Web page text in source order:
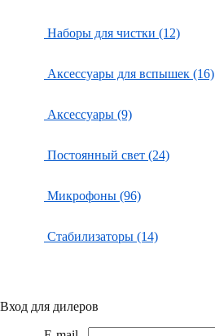
Наборы для чистки (12)
Аксессуары для вспышек (16)
Аксессуары (9)
Постоянный свет (24)
Микрофоны (96)
Стабилизаторы (14)
Вход для дилеров